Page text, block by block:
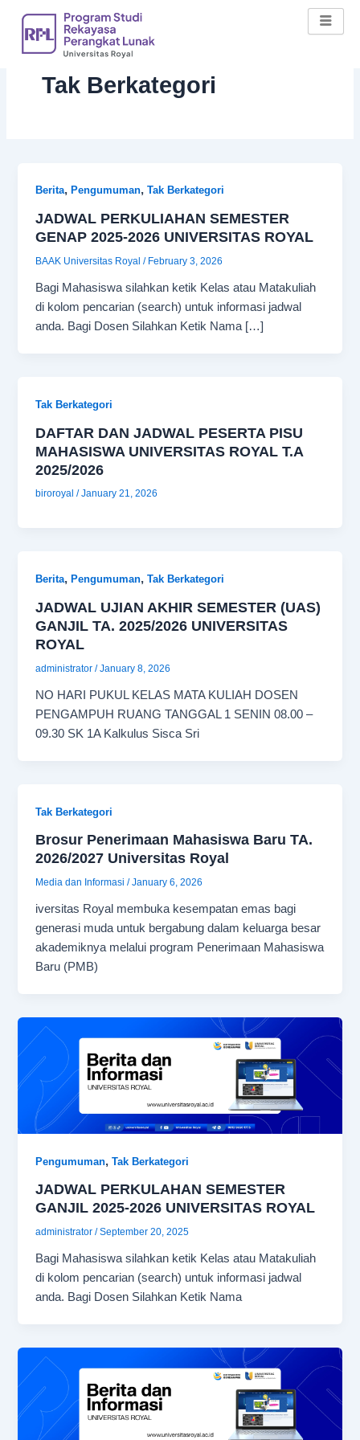
Tak Berkategori
Berita,Pengumuman,Tak Berkategori
JADWAL PERKULIAHAN SEMESTER
GENAP 2025-2026 UNIVERSITAS ROYAL
BAAK Universitas Royal/ February 3, 2026
Bagi Mahasiswa silahkan ketik Kelas atau Matakuliah
di kolom pencarian (search) untuk informasi jadwal
anda. Bagi Dosen Silahkan Ketik Nama […]
Tak Berkategori
DAFTAR DAN JADWAL PESERTA PISU
MAHASISWA UNIVERSITAS ROYAL T.A
2025/2026
biroroyal/January 21, 2026
Berita,Pengumuman,Tak Berkategori
JADWAL UJIAN AKHIR SEMESTER (UAS)
GANJIL TA. 2025/2026 UNIVERSITAS
ROYAL
administrator/January 8, 2026
NO HARI PUKUL KELAS MATA KULIAH DOSEN
PENGAMPUH RUANG TANGGAL 1 SENIN 08.00 –
09.30 SK 1A Kalkulus Sisca Sri
Tak Berkategori
Brosur Penerimaan Mahasiswa Baru TA.
2026/2027 Universitas Royal
Media dan Informasi/January 6, 2026
iversitas Royal membuka kesempatan emas bagi
generasi muda untuk bergabung dalam keluarga besar
akademiknya melalui program Penerimaan Mahasiswa
Baru (PMB)
Pengumuman,Tak Berkategori
JADWAL PERKULAHAN SEMESTER
GANJIL 2025-2026 UNIVERSITAS ROYAL
administrator/September 20, 2025
Bagi Mahasiswa silahkan ketik Kelas atau Matakuliah
di kolom pencarian (search) untuk informasi jadwal
anda. Bagi Dosen Silahkan Ketik Nama